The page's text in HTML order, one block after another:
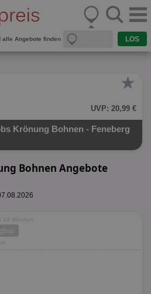
alle Angebote finden
★
UVP: 20,99 €
Krönung Bohnen - Feneberg
Bohnen Angebote
18 Wochen